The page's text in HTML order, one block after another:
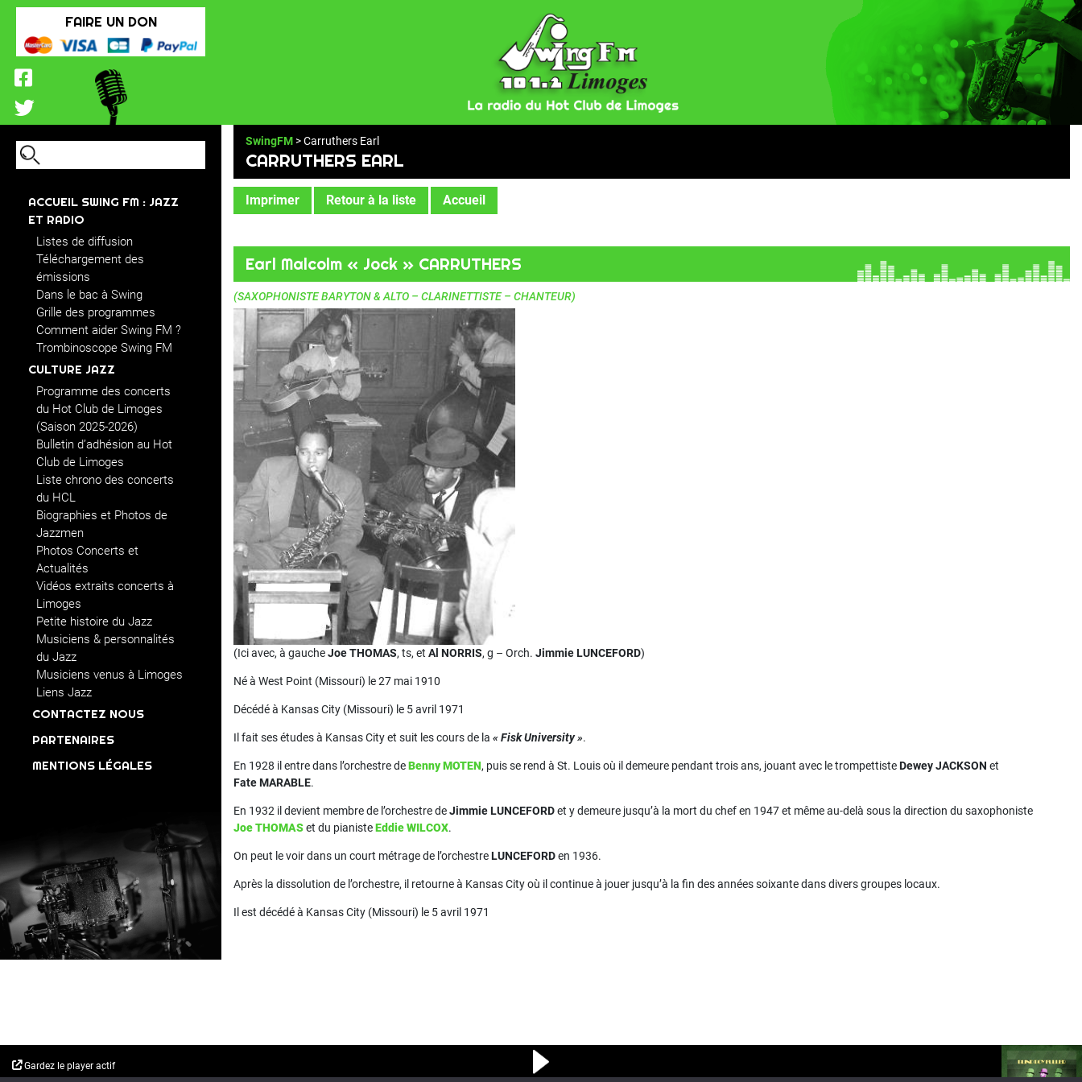
FAIRE UN DON
ACCUEIL SWING FM : JAZZ
ET RADIO
Listes de diffusion
Téléchargement des
émissions
Dans le bac à Swing
Grille des programmes
Comment aider Swing FM ?
Trombinoscope Swing FM
CULTURE JAZZ
Programme des concerts
du Hot Club de Limoges
(Saison 2025-2026)
Bulletin d’adhésion au Hot
Club de Limoges
Liste chrono des concerts
du HCL
Biographies et Photos de
Jazzmen
Photos Concerts et
Actualités
Vidéos extraits concerts à
Limoges
Petite histoire du Jazz
Musiciens & personnalités
du Jazz
Musiciens venus à Limoges
Liens Jazz
CONTACTEZ NOUS
PARTENAIRES
MENTIONS LÉGALES
SwingFM > Carruthers Earl
CARRUTHERS EARL
Imprimer Retour à la liste Accueil
Earl Malcolm « Jock » CARRUTHERS
(SAXOPHONISTE BARYTON & ALTO – CLARINETTISTE – CHANTEUR)
(Ici avec, à gaucheJoe THOMAS, ts, et Al NORRIS, g – Orch. Jimmie LUNCEFORD)
Né à West Point (Missouri) le 27 mai 1910
Décédé à Kansas City (Missouri) le 5 avril 1971
Il fait ses études à Kansas City et suit les cours de la « Fisk University ».
En 1928 il entre dans l’orchestre deBenny MOTEN, puis se rend à St. Louis où il demeure pendant trois ans, jouant avec le trompettisteDewey JACKSON et
Fate MARABLE.
En 1932 il devient membre de l’orchestre deJimmie LUNCEFORDet y demeure jusqu’à la mort du chef en 1947 et même au-delà sous la direction du saxophoniste
Joe THOMASet du pianisteEddie WILCOX.
On peut le voir dans un court métrage de l’orchestreLUNCEFORDen 1936.
Après la dissolution de l’orchestre, il retourne à Kansas City où il continue à jouer jusqu’à la fin des années soixante dans divers groupes locaux.
Il est décédé à Kansas City (Missouri) le 5 avril 1971
Gardez le player actif